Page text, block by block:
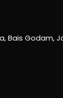
Bais Godam,